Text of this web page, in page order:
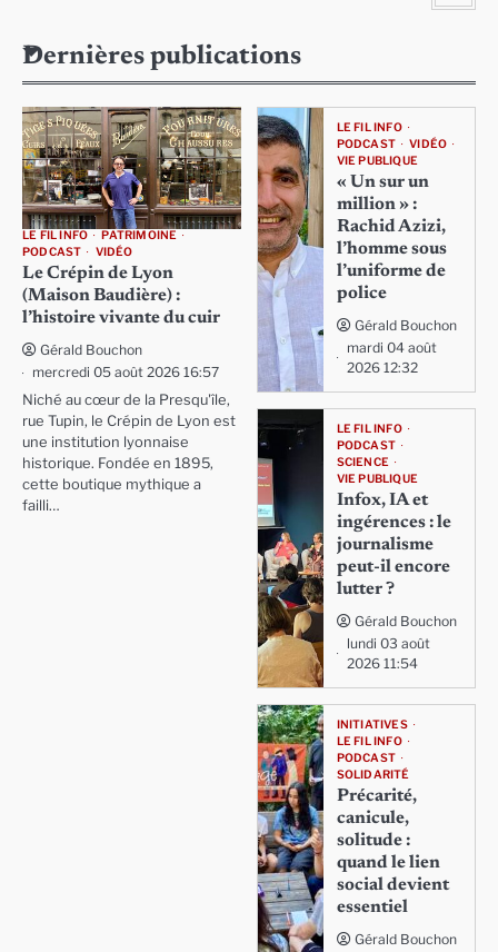
Dernières publications
LE FIL INFO
PATRIMOINE
PODCAST
VIDÉO
Le Crépin de Lyon
(Maison Baudière) :
l’histoire vivante du cuir
Gérald Bouchon
mercredi 05 août 2026 16:57
Niché au cœur de la Presqu'île,
rue Tupin, le Crépin de Lyon est
une institution lyonnaise
historique. Fondée en 1895,
cette boutique mythique a
failli…
LE FIL INFO
PODCAST
VIDÉO
VIE PUBLIQUE
« Un sur un
million » :
Rachid Azizi,
l’homme sous
l’uniforme de
police
Gérald Bouchon
mardi 04 août
2026 12:32
LE FIL INFO
PODCAST
SCIENCE
VIE PUBLIQUE
Infox, IA et
ingérences : le
journalisme
peut-il encore
lutter ?
Gérald Bouchon
lundi 03 août
2026 11:54
INITIATIVES
LE FIL INFO
PODCAST
SOLIDARITÉ
Précarité,
canicule,
solitude :
quand le lien
social devient
essentiel
Gérald Bouchon